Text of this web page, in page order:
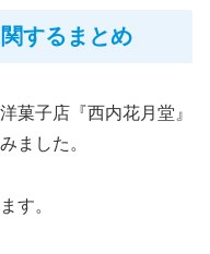
するまとめ
菓子店『西内花月堂』
ました。
す。